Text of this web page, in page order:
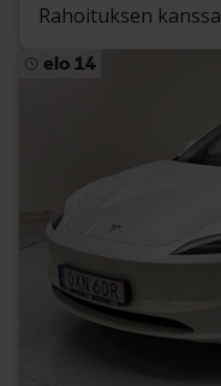
Rahoituksen kanssa
elo 14